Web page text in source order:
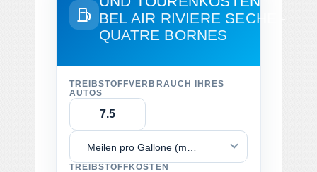
BEL AIR RIVIERE SECHE -
QUATRE BORNES
TREIBSTOFFVERBRAUCH IHRES
AUTOS
TREIBSTOFFKOSTEN